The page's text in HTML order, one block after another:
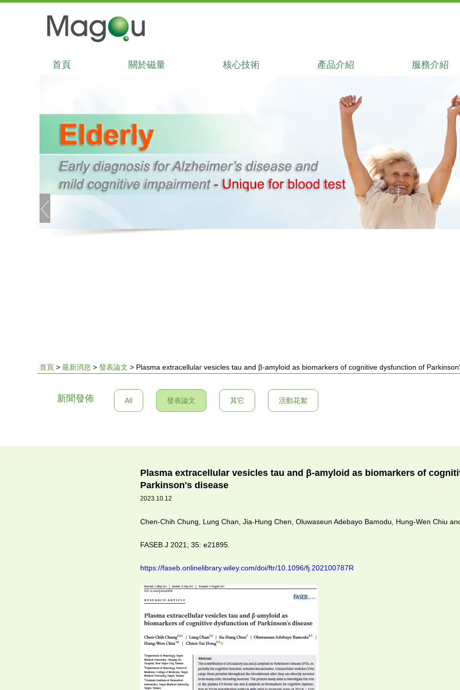
首頁 關於磁量 核心技術 產品介紹 服務介紹
這
首頁 > 最新消息 > 發表論文 > Plasma extracellular vesicles tau and β-amyloid as biomarkers of cognitive dysfunction of
新聞發佈 All 發表論文 其它 活動花絮
Plasma extracellular vesicles tau and β-amyloid as biomarkers of
Parkinson's disease
2023.10.12
Chen-Chih Chung, Lung Chan, Jia-Hung Chen, Oluwaseun Adebayo Bamodu, Hung-Wen Chiu
FASEB.J 2021; 35: e21895.
https://faseb.onlinelibrary.wiley.com/doi/ftr/10.1096/fj.202100787R